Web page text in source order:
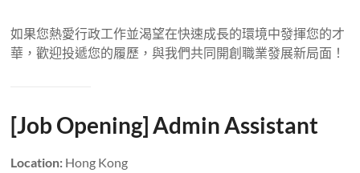
才
招
務。
如果您熱愛行政工作並渴望在快速成長的環境中發揮您的才
華，歡迎投遞您的履歷，與我們共同開創職業發展新局面！
[Job Opening] Admin Assistant
Location: Hong Kong